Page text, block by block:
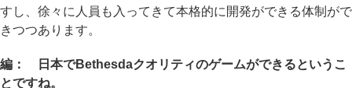
すし、徐々に人員も入ってきて本格的に開発ができる体制がで
きつつあります。
編： 日本でBethesdaクオリティのゲームができるというこ
とですね。